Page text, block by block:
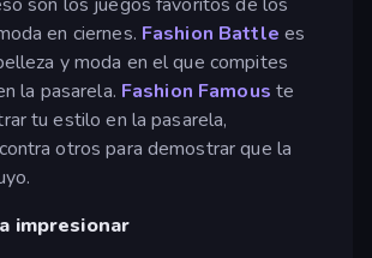
en ciernes. Fashion Battle es
y moda en el que compites
la pasarela. Fashion Famous te
tu estilo en la pasarela,
otros para demostrar que la
impresionar